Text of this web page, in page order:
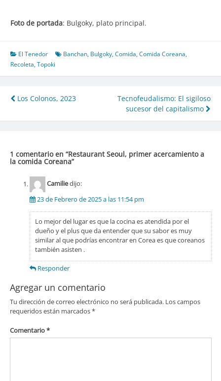
Foto de portada: Bulgoky, plato principal.
El Tenedor Banchan, Bulgoky,Comida,Comida Coreana,
Recoleta,Topoki
Navegación
de
Los Colonos, 2023
Tecnofeudalismo: El sigiloso
sucesor del capitalismo
1 comentario en “Restaurant Seoul, primer acercamiento a
la comida Coreana”
Camiliedijo:
23 de Febrero de 2025 a las 11:54 pm
Lo mejor del lugar es que la cocina es atendida por el
dueño y el plus que da entender que su sabor es muy
similar al que podrías encontrar en Corea es que coreanos
también asisten .
Responder
Agregar un comentario
Tu dirección de correo electrónico no será publicada. Los campos
requeridos están marcados*
Comentario*